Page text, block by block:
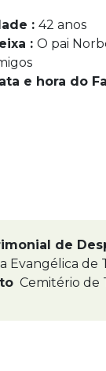
: 42 anos
: O pai
e hora do
de
Evangélica de
Cemitério de